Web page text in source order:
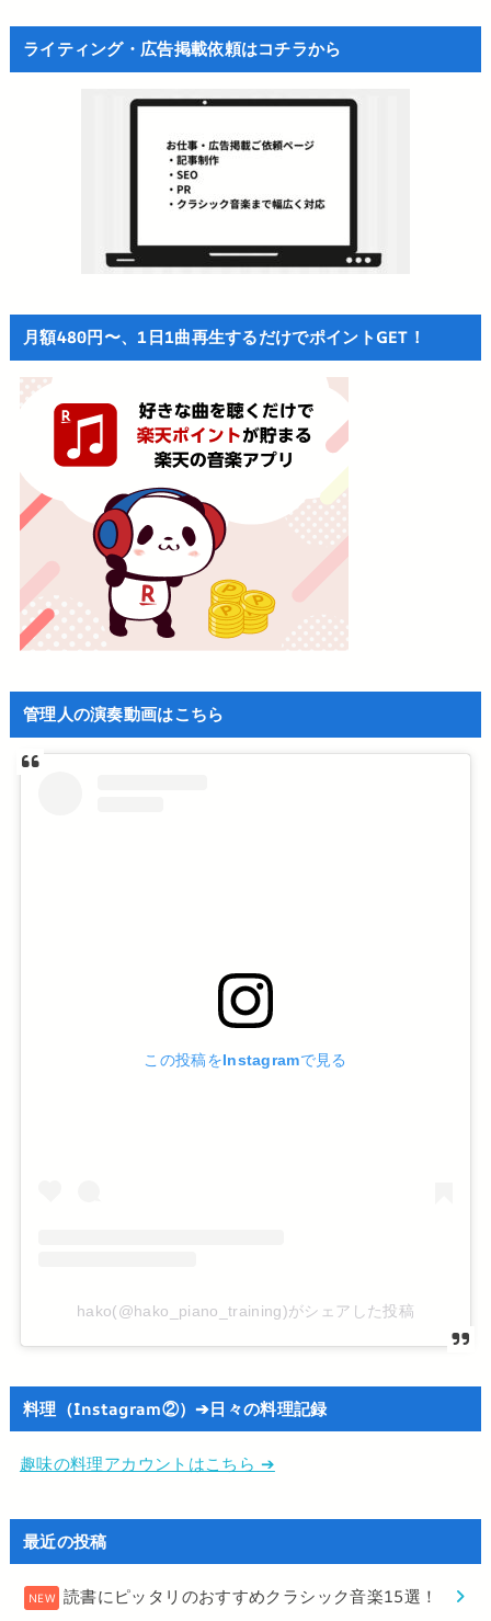
ライティング・広告掲載依頼はコチラから
月額480円〜、1日1曲再生するだけでポイントGET！
管理人の演奏動画はこちら
この投稿をInstagramで見る
hako(@hako_piano_training)がシェアした投稿
料理（Instagram②）➔日々の料理記録
趣味の料理アカウントはこちら ➔
最近の投稿
読書にピッタリのおすすめクラシック音楽15選！